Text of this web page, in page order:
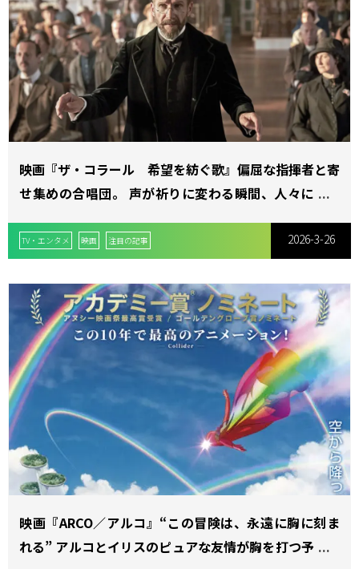
映画『ザ・コラール 希望を紡ぐ歌』偏屈な指揮者と寄
せ集めの合唱団。 声が祈りに変わる瞬間、人々に希望
TV・エンタメ 映画 注目の記事 2026-3-26
映画『ARCO／アルコ』“この冒険は、永遠に胸に刻ま
れる” アルコとイリスのピュアな友情が胸を打つ予告映